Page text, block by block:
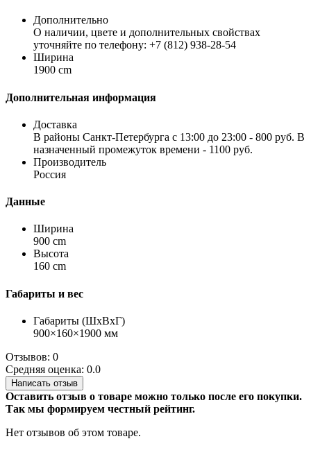
Дополнительно
О наличии, цвете и дополнительных свойствах
уточняйте по телефону: +7 (812) 938-28-54
Ширина
1900 cm
Дополнительная информация
Доставка
В районы Санкт-Петербурга с 13:00 до 23:00 - 800 руб. В
назначенный промежуток времени - 1100 руб.
Производитель
Россия
Данные
Ширина
900 cm
Высота
160 cm
Габариты и вес
Габариты (ШхВхГ)
900×160×1900 мм
Отзывов: 0
Средняя оценка: 0.0
Написать отзыв
Оставить отзыв о товаре можно только после его покупки.
Так мы формируем честный рейтинг.
Нет отзывов об этом товаре.